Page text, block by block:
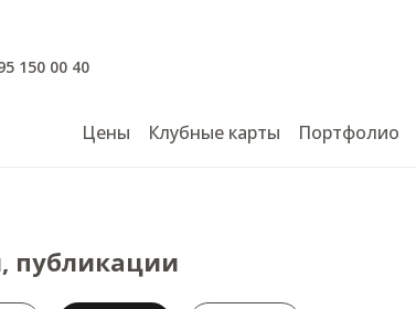
150 00 40
Цены Клубные карты Портфолио
публикации